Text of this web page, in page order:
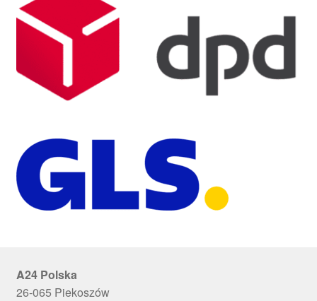
A24 Polska
26-065 Piekoszów